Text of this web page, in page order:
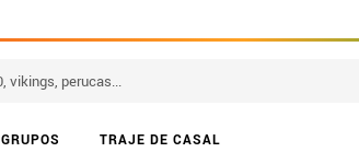
GRUPOS TRAJE DE CASAL